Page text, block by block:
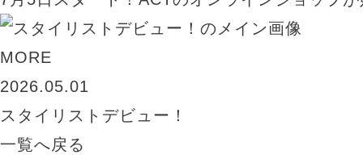
MORE
2026.05.01
スタイリストデビュー！
一覧へ戻る